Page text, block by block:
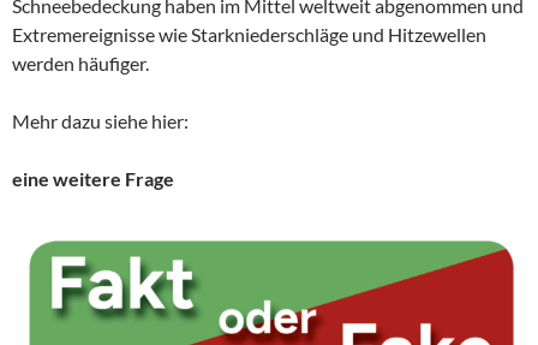
Schneebedeckung haben im Mittel weltweit abgenommen und
Extremereignisse wie Starkniederschläge und Hitzewellen
werden häufiger.
Mehr dazu siehe hier:
eine weitere Frage